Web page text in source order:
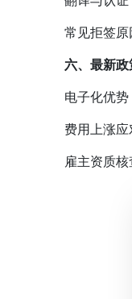
常见拒签原
六、最新
电子化优势：
费用上涨应对
雇主资质核